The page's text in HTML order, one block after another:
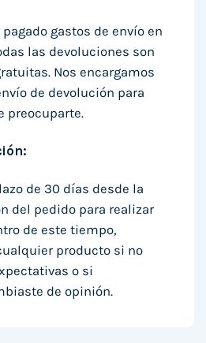
gastos de envío en
las devoluciones son
Nos encargamos
de devolución para
preocuparte.
de 30 días desde la
del pedido para realizar
de este tiempo,
producto si no
o si
de opinión.